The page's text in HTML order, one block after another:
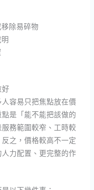
除易碎物
容易只把焦點放在價
是「能不能把該做的
務範圍較窄、工時較
之，價格較高不一定
力配置、更完整的作